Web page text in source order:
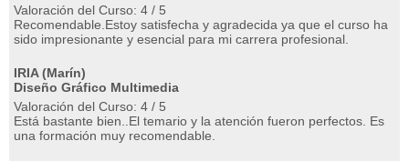
Valoración del Curso: 4 / 5
Recomendable.Estoy satisfecha y agradecida ya que el curso ha
sido impresionante y esencial para mi carrera profesional.
IRIA (Marín)
Diseño Gráfico Multimedia
Valoración del Curso: 4 / 5
Está bastante bien..El temario y la atención fueron perfectos. Es
una formación muy recomendable.